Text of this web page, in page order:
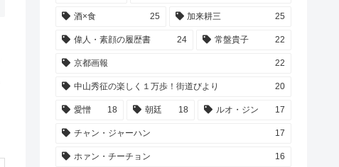
酒×食 25 加来耕三 25
偉人・素顔の履歴書 24 常盤貴子 22
京都画報 22
中山秀征の楽しく１万歩！街道びより 20
愛憎 18 朝廷 18 ルオ・ジン 17
チャン・ジャーハン 17
ホァン・チーチョン 16